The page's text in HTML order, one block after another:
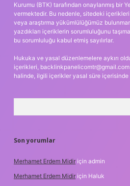
Kurumu (BTK) tarafından onaylanmış bir
vermektedir. Bu nedenle, sitedeki
veya araştırma yükümlülüğümüz
yazdıkları içeriklerin sorumluluğunu
bu sorumluluğu kabul etmiş sayılırlar.
Hukuka ve yasal düzenlemelere aykırı
içerikleri, backlinkpanelicomtr@gmail.com
halinde, ilgili içerikler yasal süre içerisinde
Son yorumlar
Merhamet Erdem Midir için admin
Merhamet Erdem Midir için Haluk